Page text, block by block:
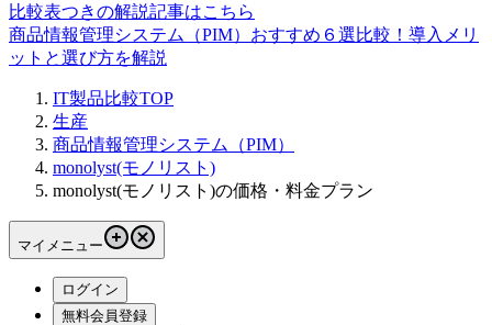
比較表つきの解説記事はこちら
商品情報管理システム（PIM）おすすめ６選比較！導入メリ
ットと選び方を解説
IT製品比較TOP
生産
商品情報管理システム（PIM）
monolyst(モノリスト)
monolyst(モノリスト)の価格・料金プラン
マイメニュー
ログイン
無料会員登録